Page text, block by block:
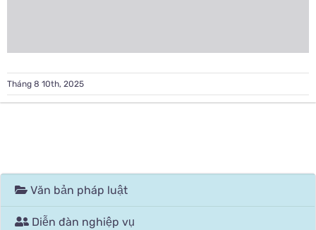
Tháng 8 10th, 2025
Văn bản pháp luật
Diễn đàn nghiệp vụ